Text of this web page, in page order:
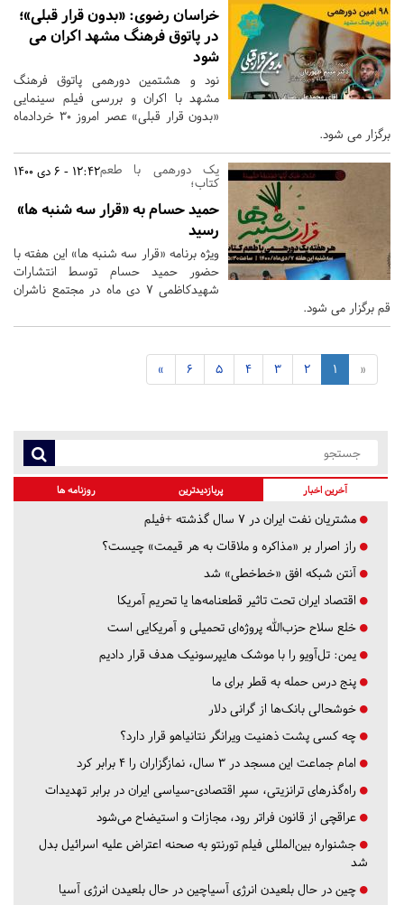
خراسان رضوی: «بدون قرار قبلی»؛
در پاتوق فرهنگ مشهد اکران می
شود
نود و هشتمین دورهمی پاتوق فرهنگ
مشهد با اکران و بررسی فیلم سینمایی
«بدون قرار قبلی» عصر امروز 30 خردادماه
برگزار می شود.
12:42 - 6 دی 1400یک دورهمی با طعم
کتاب؛
حمید حسام به «قرار سه شنبه ها»
رسید
ویژه برنامه «قرار سه شنبه ها» این هفته با
حضور حمید حسام توسط انتشارات
شهیدکاظمی 7 دی ماه در مجتمع ناشران
قم برگزار می شود.
«
1
2
3
4
5
6
»
آخرین اخبار پربازدیدترین روزنامه ها
مشتریان نفت ایران در ۷ سال گذشته +فیلم
راز اصرار بر «مذاکره و ملاقات به هر قیمت» چیست؟
آنتن شبکه افق «خط‌خطی» شد
اقتصاد ایران تحت تاثیر قطعنامه‌ها یا تحریم‌ آمریکا
خلع سلاح حزب‌الله پروژه‌ای تحمیلی و آمریکایی است
یمن: تل‌آویو را با موشک هایپرسونیک هدف قرار دادیم
پنج درس‌ حمله به قطر برای ما
خوشحالی بانک‌ها از گرانی دلار
چه کسی پشت ذهنیت ویرانگر نتانیاهو قرار دارد؟
امام جماعت این مسجد در ۳ سال، نمازگزاران را ۴ برابر کرد
راه‌گذرهای ترانزیتی، سپر اقتصادی-سیاسی ایران در برابر تهدیدات
عراقچی از قانون فراتر رود، مجازات و استیضاح می‌شود
جشنواره بین‌المللی فیلم تورنتو به صحنه اعتراض علیه اسرائیل بدل
شد
چین در حال بلعیدن انرژی آسیاچین در حال بلعیدن انرژی آسیا